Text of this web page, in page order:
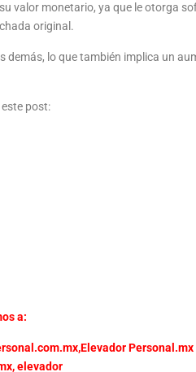
valor monetario, ya que le otorga
original.
demás, lo que también implica un
post:
a:
,Elevador Personal.mx
,elevador